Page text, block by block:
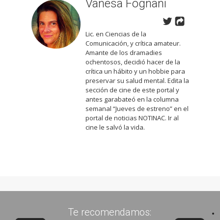
Vanesa Fognani
Lic. en Ciencias de la
Comunicación, y crítica amateur.
Amante de los dramadies
ochentosos, decidió hacer de la
crítica un hábito y un hobbie para
preservar su salud mental. Edita la
sección de cine de este portal y
antes garabateó en la columna
semanal “Jueves de estreno” en el
portal de noticias NOTINAC. Ir al
cine le salvó la vida.
Te recomendamos: